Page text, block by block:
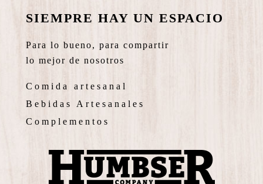
SIEMPRE HAY UN ESPACIO
Para lo bueno, para compartir
lo mejor de nosotros
Comida artesanal
Bebidas Artesanales
Complementos